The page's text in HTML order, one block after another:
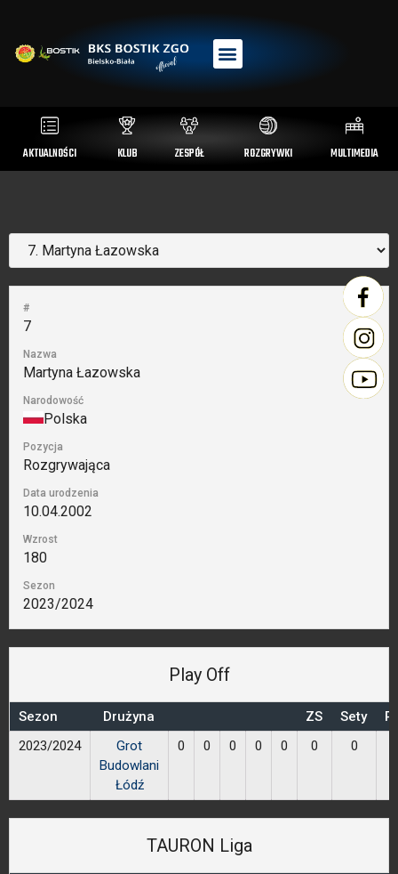
AKTUALNOŚCI KLUB ZESPÓŁ ROZGRYWKI MULTIMEDIA
#
7
Nazwa
Martyna Łazowska
Narodowość
Polska
Pozycja
Rozgrywająca
Data urodzenia
10.04.2002
Wzrost
180
Sezon
2023/2024
Play Off
Sezon Drużyna ZS Sety
2023/2024
Grot
Budowlani
Łódź
0 0 0 0 0 0 0
TAURON Liga